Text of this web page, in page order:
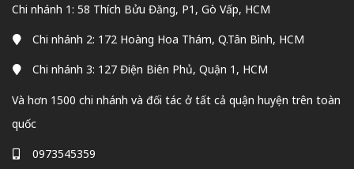
Chi nhánh 1: 58 Thích Bửu Đăng, P1, Gò Vấp, HCM
Chi nhánh 2: 172 Hoàng Hoa Thám, Q.Tân Bình, HCM
Chi nhánh 3: 127 Điện Biên Phủ, Quận 1, HCM
Và hơn 1500 chi nhánh và đối tác ở tất cả quận huyện trên toàn
quốc
0973545359